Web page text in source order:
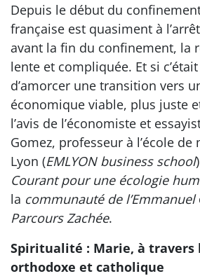
Depuis le début du
française est quasiment à
avant la fin du confinement, la
lente et compliquée. Et si c’était
d’amorcer une transition vers
économique viable, plus juste
l’avis de l’économiste et
Gomez, professeur à l’école
Lyon (EMLYON business school
Courant pour une écologie
la communauté de l’Emmanuel
Parcours Zachée.
Spiritualité : Marie, à
orthodoxe et catholique